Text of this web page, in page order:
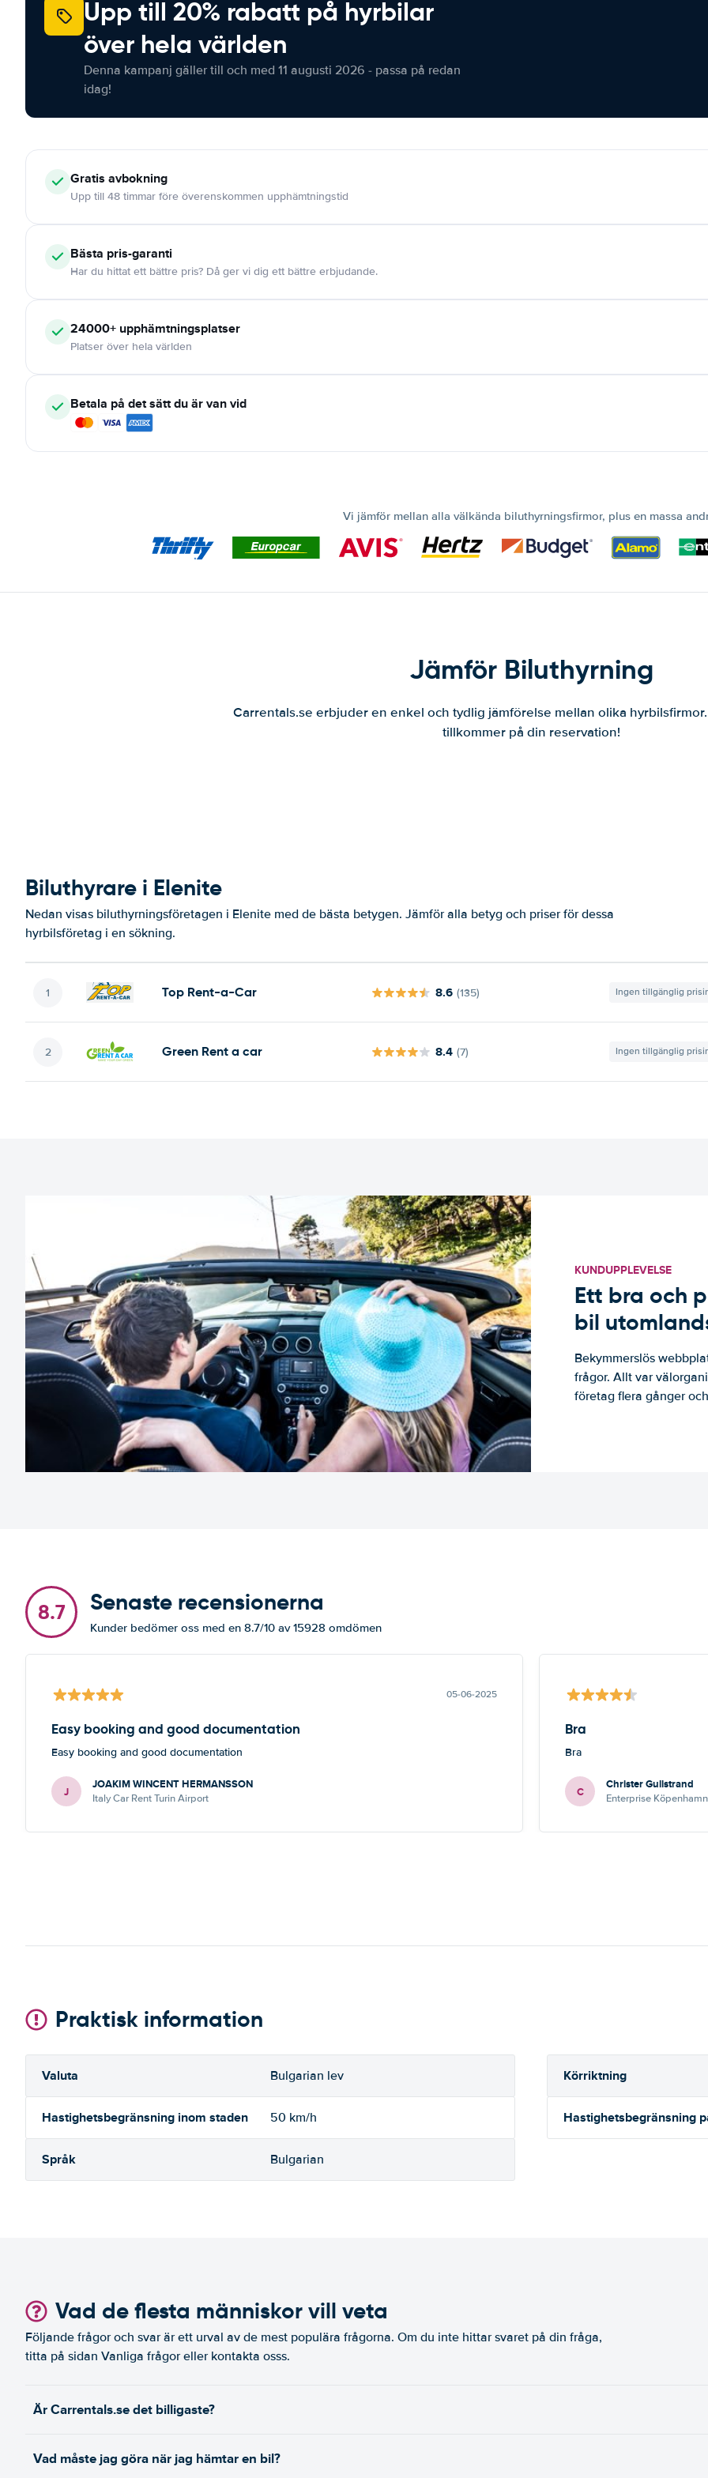
Upp till 20% rabatt på hyrbilar
över hela världen
Denna kampanj gäller till och med 11 augusti 2026 - passa på redan
idag!
Gratis avbokning
Upp till 48 timmar före överenskommen upphämtningstid
Bästa pris-garanti
Har du hittat ett bättre pris? Då ger vi dig ett bättre erbjudande.
24000+ upphämtningsplatser
Platser över hela världen
Betala på det sätt du är van vid
Vi jämför mellan alla välkända biluthyrningsfirmor, plus en massa
Jämför Biluthyrning
Carrentals.se erbjuder en enkel och tydlig jämförelse mellan olika
tillkommer på din reservation!
Biluthyrare i Elenite
Nedan visas biluthyrningsföretagen i Elenite med de bästa betygen. Jämför alla betyg och priser för dessa
hyrbilsföretag i en sökning.
Top Rent-a-Car 8.6 (135) Ingen tillgänglig
Green Rent a car 8.4 (7) Ingen tillgänglig
KUNDUPPLEVELSE
Ett bra och
bil
Bekymmerslös
frågor. Allt var
företag flera gånger
8.7 Senaste recensionerna
Kunder bedömer oss med en 8.7/10 av 15928 omdömen
05-06-2025
Easy booking and good documentation
Easy booking and good documentation
J JOAKIM WINCENT HERMANSSON
Italy Car Rent Turin Airport
Bra
Bra
C Christer Gullstrand
Enterprise
Praktisk information
Valuta Bulgarian lev Körriktning
Hastighetsbegränsning inom staden 50 km/h Hastighetsbegränsning
Språk Bulgarian
Vad de flesta människor vill veta
Följande frågor och svar är ett urval av de mest populära frågorna. Om du inte hittar svaret på din fråga,
titta på sidan Vanliga frågor eller kontakta osss.
Är Carrentals.se det billigaste?
Vad måste jag göra när jag hämtar en bil?